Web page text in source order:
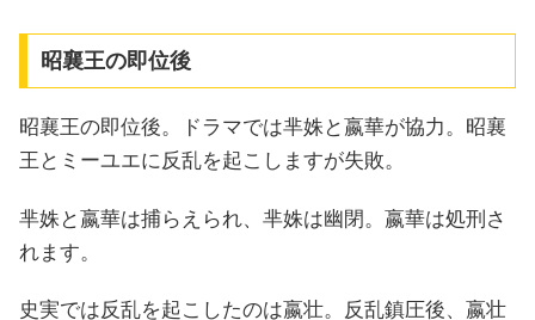
昭襄王の即位後
昭襄王の即位後。ドラマでは芈姝と嬴華が協力。昭襄
王とミーユエに反乱を起こしますが失敗。
芈姝と嬴華は捕らえられ、芈姝は幽閉。嬴華は処刑さ
れます。
史実では反乱を起こしたのは嬴壮。反乱鎮圧後、嬴壮